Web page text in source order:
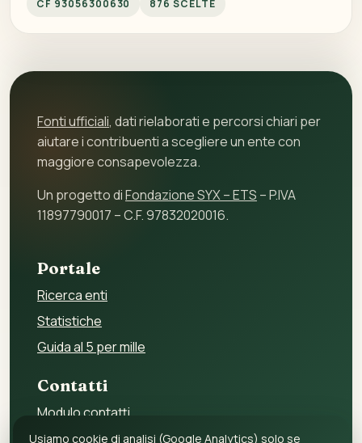
CF 93056300630 876 SCELTE
Fonti ufficiali, dati rielaborati e percorsi chiari per
aiutare i contribuenti a scegliere un ente con
maggiore consapevolezza.
Un progetto diFondazione SYX – ETS – P.IVA
11897790017 – C.F. 97832020016.
Portale
Ricerca enti
Statistiche
Guida al 5 per mille
Contatti
Modulo contatti
Per gli enti
Usiamo cookie di analisi (Google Analytics) solo se